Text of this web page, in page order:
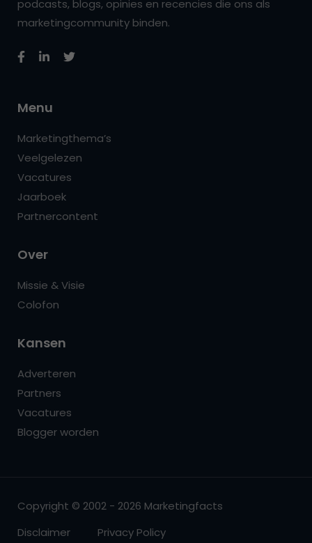
podcasts, blogs, opinies en recencies die ons als
marketingcommunity binden.
Menu
Marketingthema’s
Veelgelezen
Vacatures
Jaarboek
Partnercontent
Over
Missie & Visie
Colofon
Kansen
Adverteren
Partners
Vacatures
Blogger worden
Copyright © 2002 - 2026 Marketingfacts
Disclaimer
Privacy Policy